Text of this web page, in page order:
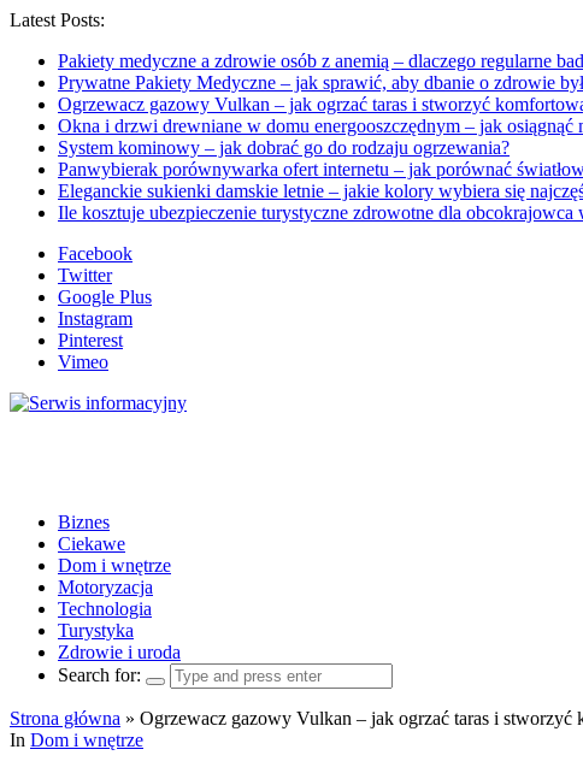
Latest Posts:
Pakiety medyczne a zdrowie osób z anemią – dlaczego regularne
Prywatne Pakiety Medyczne – jak sprawić, aby dbanie o zdrowie
Ogrzewacz gazowy Vulkan – jak ogrzać taras i stworzyć
Okna i drzwi drewniane w domu energooszczędnym – jak
System kominowy – jak dobrać go do rodzaju ogrzewania?
Panwybierak porównywarka ofert internetu – jak porównać
Eleganckie sukienki damskie letnie – jakie kolory wybiera się
Ile kosztuje ubezpieczenie turystyczne zdrowotne dla obcokrajowca
Facebook
Twitter
Google Plus
Instagram
Pinterest
Vimeo
Biznes
Ciekawe
Dom i wnętrze
Motoryzacja
Technologia
Turystyka
Zdrowie i uroda
Search for:
Strona główna » Ogrzewacz gazowy Vulkan – jak ogrzać taras i stworzyć
In Dom i wnętrze